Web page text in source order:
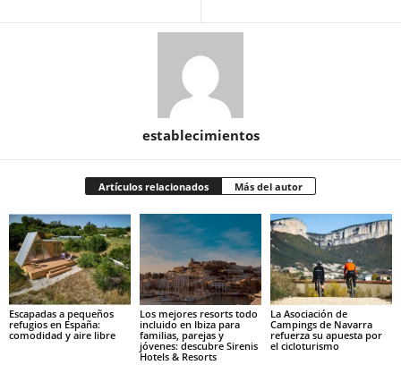
establecimientos
Artículos relacionados Más del autor
Escapadas a pequeños
refugios en España:
comodidad y aire libre
Los mejores resorts todo
incluido en Ibiza para
familias, parejas y
jóvenes: descubre Sirenis
Hotels & Resorts
La Asociación de
Campings de Navarra
refuerza su apuesta por
el cicloturismo